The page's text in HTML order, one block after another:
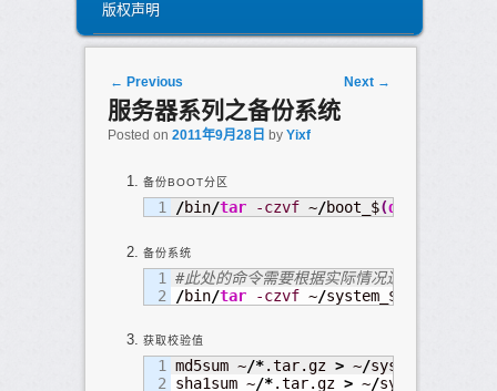
版权声明
Post navigation
← Previous Next →
服务器系列之备份系统
Posted on 2011年9月28日 by Yixf
备份BOOT分区
/bin/tar -czvf ~/boot_$(date
备份系统
1
#此处的命令需要根据实际情况进行调整
/bin/tar -czvf ~/system_$
获取校验值
1
2
md5sum ~/*.tar.gz > ~/sysbak_$
sha1sum ~/*.tar.gz > ~/sysbak_$